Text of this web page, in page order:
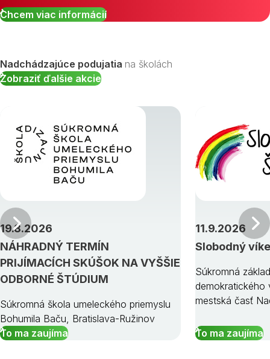
Chcem viac informácií
Nadchádzajúce podujatia na školách
Zobraziť ďalšie akcie
NÁHRADNÝ TERMÍN
PRIJÍMACÍCH SKÚŠOK NA VYŠŠIE
ODBORNÉ ŠTÚDIUM
19.8.2026
Súkromná škola umeleckého priemyslu
Bohumila Baču, Bratislava-Ružinov
To ma zaujíma
Slobodný
11.9.2026
Súkromná
demokratického
mestská časť
To ma zaujíma
Predchádzajúci